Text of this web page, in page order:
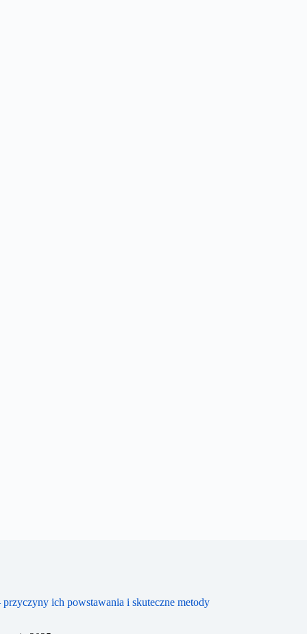
przyczyny ich powstawania i skuteczne metody